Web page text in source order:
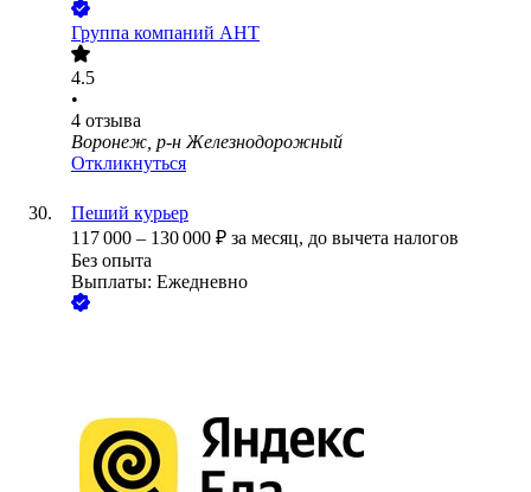
Группа компаний АНТ
4.5
•
4 отзыва
Воронеж, р-н Железнодорожный
Откликнуться
Пеший курьер
117 000 – 130 000 ₽ за месяц, до вычета налогов
Без опыта
Выплаты: Ежедневно